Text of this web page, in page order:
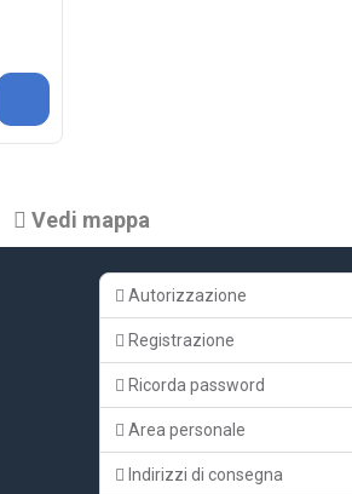
Vedi mappa
Autorizzazione
Registrazione
Ricorda password
Area personale
Indirizzi di consegna